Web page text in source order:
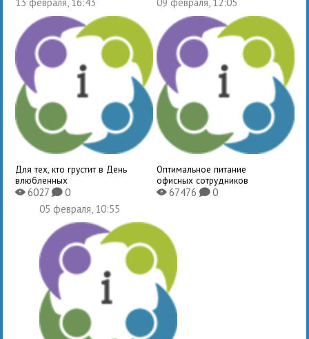
Для тех, кто грустит в День
влюбленных
X6027K0
Оптимальное питание
офисных сотрудников
X67476 K0
05 февраля, 10:55